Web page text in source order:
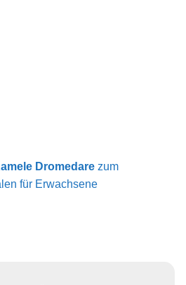
Dromedare zum
für Erwachsene